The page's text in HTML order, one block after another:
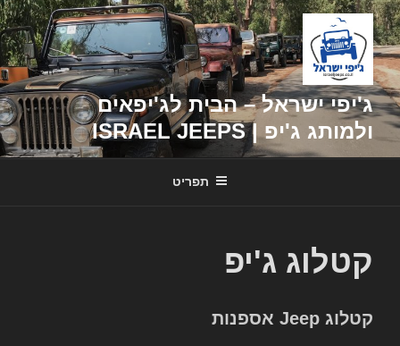
דילוג
לתוכן
ג'יפי ישראל – הבית לג'יפאים
ולמותג ג'יפ | ISRAEL JEEPS
תפריט
קטלוג ג'יפ
קטלוג Jeep אספנות